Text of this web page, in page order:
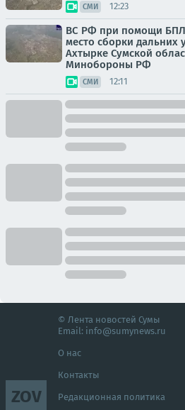
СМИ 12:23
ВС РФ при помощи
место сборки дальних
Ахтырке Сумской
Минобороны РФ
СМИ 12:11
ZOV
© Лента новостей Сумы
Email: info@sumynews.ru
О нас
Контакты
Редакционная политика